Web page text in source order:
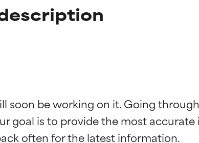
soon be working on it. Going
goal is to provide the most
piel. Su eficacia está demostrada y
piel. Su eficacia está demostrada y